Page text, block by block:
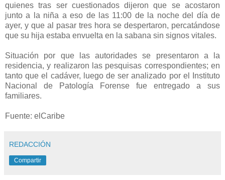
quienes tras ser cuestionados dijeron que se acostaron
junto a la niña a eso de las 11:00 de la noche del día de
ayer, y que al pasar tres hora se despertaron, percatándose
que su hija estaba envuelta en la sabana sin signos vitales.
Situación por que las autoridades se presentaron a la
residencia, y realizaron las pesquisas correspondientes; en
tanto que el cadáver, luego de ser analizado por el Instituto
Nacional de Patología Forense fue entregado a sus
familiares.
Fuente: elCaribe
REDACCIÓN
Compartir